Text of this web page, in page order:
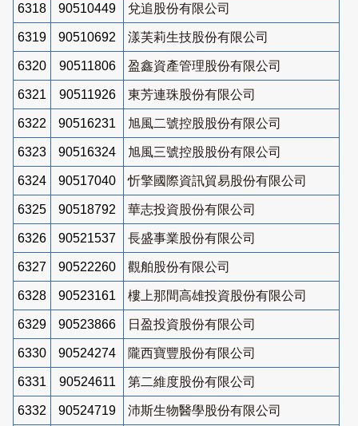
6318 90510449 兌追股份有限公司
6319 90510692 漾芙莉生技股份有限公司
6320 90511806 盈鑫資產管理股份有限公司
6321 90511926 東芳連珠股份有限公司
6322 90516231 旭風二號控股股份有限公司
6323 90516324 旭風三號控股股份有限公司
6324 90517040 忻擎國際資訊貿易股份有限公司
6325 90518792 華志投資股份有限公司
6326 90521537 長盛事業股份有限公司
6327 90522260 觀舶股份有限公司
6328 90523161 樓上那間高雄投資股份有限公司
6329 90523866 日盈投資股份有限公司
6330 90524274 隴西寶豐股份有限公司
6331 90524611 第二維度股份有限公司
6332 90524719 沛斯生物醫學股份有限公司